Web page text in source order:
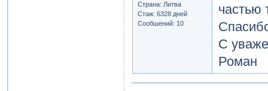
Страна: Литва
Стаж: 6328 дней
Сообшений: 10
частью
С
Роман